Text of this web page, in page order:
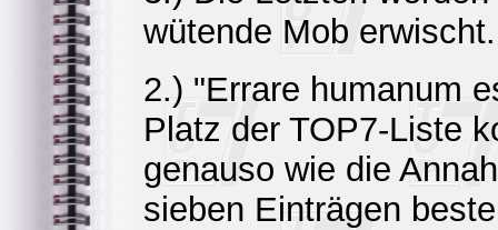
wütende Mob
2.) "Errare humanum
Platz der TOP7-Liste
genauso wie die
sieben Einträgen